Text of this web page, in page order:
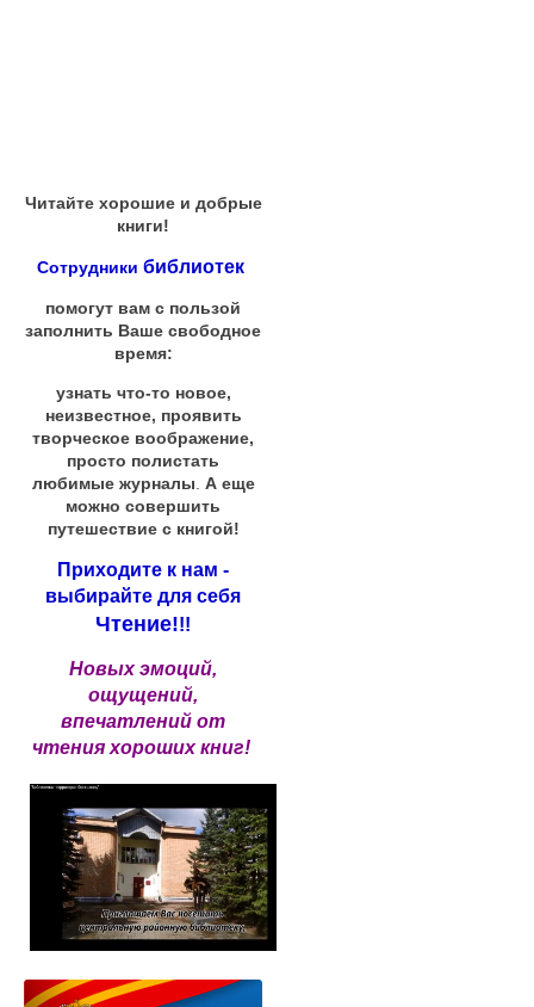
Читайте хорошие и добрые
книги!
Сотрудники библиотек
помогут вам с пользой
заполнить Ваше свободное
время:
узнать что-то новое,
неизвестное, проявить
творческое воображение,
просто полистать
любимые журналы А еще
можно совершить
путешествие с книгой!
Приходите к нам -
выбирайте для себя
Чтение!!!
Новых эмоций,
ощущений,
впечатлений от
чтения хороших книг!